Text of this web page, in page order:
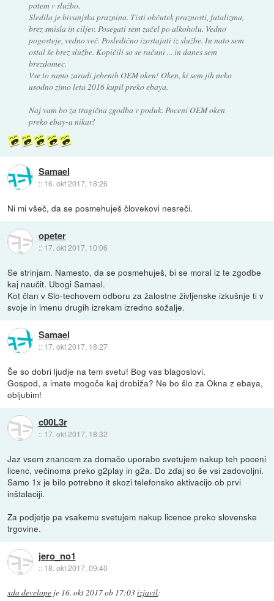
potem v službo.
Sledila je bivanjska praznina. Tisti občutek praznosti, fatalizma,
brez smisla in ciljev. Posegati sem začel po alkoholu. Vedno
pogosteje, vedno več. Posledično izostajati iz službe. In nato sem
ostal še brez službe. Kopičili so se računi ... in danes sem
brezdomec.
Vse to samo zaradi jebenih OEM oken! Oken, ki sem jih neko
usodno zimo leta 2016 kupil preko ebaya.
Naj vam bo za tragična zgodba v poduk. Poceni OEM oken
preko ebay-a nikar!
Samael
:: 16. okt 2017, 18:26
Ni mi všeč, da se posmehuješ človekovi nesreči.
opeter
:: 17. okt 2017, 10:06
Se strinjam. Namesto, da se posmehuješ, bi se moral iz te zgodbe
kaj naučit. Ubogi Samael.
Kot član v Slo-techovem odboru za žalostne življenske izkušnje ti v
svoje in imenu drugih izrekam izredno sožalje.
Samael
:: 17. okt 2017, 18:27
Še so dobri ljudje na tem svetu! Bog vas blagoslovi.
Gospod, a imate mogoče kaj drobiža? Ne bo šlo za Okna z ebaya,
obljubim!
c00L3r
:: 17. okt 2017, 18:32
Jaz vsem znancem za domačo uporabo svetujem nakup teh poceni
licenc, večinoma preko g2play in g2a. Do zdaj so še vsi zadovoljni.
Samo 1x je bilo potrebno it skozi telefonsko aktivacijo ob prvi
inštalaciji.
Za podjetje pa vsakemu svetujem nakup licence preko slovenske
trgovine.
jero_no1
:: 18. okt 2017, 09:40
xda develope je 16. okt 2017 ob 17:03izjavil: